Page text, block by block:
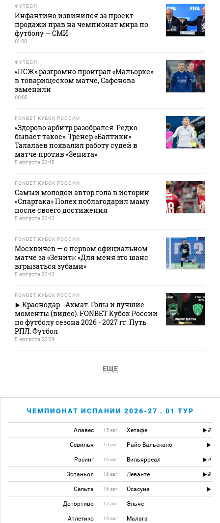
ФУТБОЛ
Инфантино извинился за проект
продажи прав на чемпионат мира по
футболу — СМИ
01:00
ФУТБОЛ
«ПСЖ» разгромно проиграл «Мальорке»
в товарищеском матче, Сафонова
заменили
00:05
FONBET КУБОК РОССИИ
«Здорово арбитр разобрался. Редко
бывает такое». Тренер «Балтики»
Талалаев похвалил работу судей в
матче против «Зенита»
5 августа 23:45
FONBET КУБОК РОССИИ
Самый молодой автор гола в истории
«Спартака» Полех поблагодарил маму
после своего достижения
5 августа 23:43
FONBET КУБОК РОССИИ
Москвичев — о первом официальном
матче за «Зенит»: «Для меня это шанс
вгрызаться зубами»
5 августа 23:42
FONBET КУБОК РОССИИ
Краснодар - Ахмат. Голы и лучшие
моменты (видео). FONBET Кубок России
по футболу сезона 2026 - 2027 гг. Путь
РПЛ. Футбол
5 августа 23:39
ЕЩЕ
ЧЕМПИОНАТ ИСПАНИИ 2026-27 . 01 ТУР
Алавес 15 авг Хетафе
Севилья 15 авг Райо Вальекано
Расинг 16 авг Вильярреал
Эспаньол 16 авг Леванте
Сельта 16 авг Осасуна
Депортиво 17 авг Эльче
Атлетико 19 авг Малага